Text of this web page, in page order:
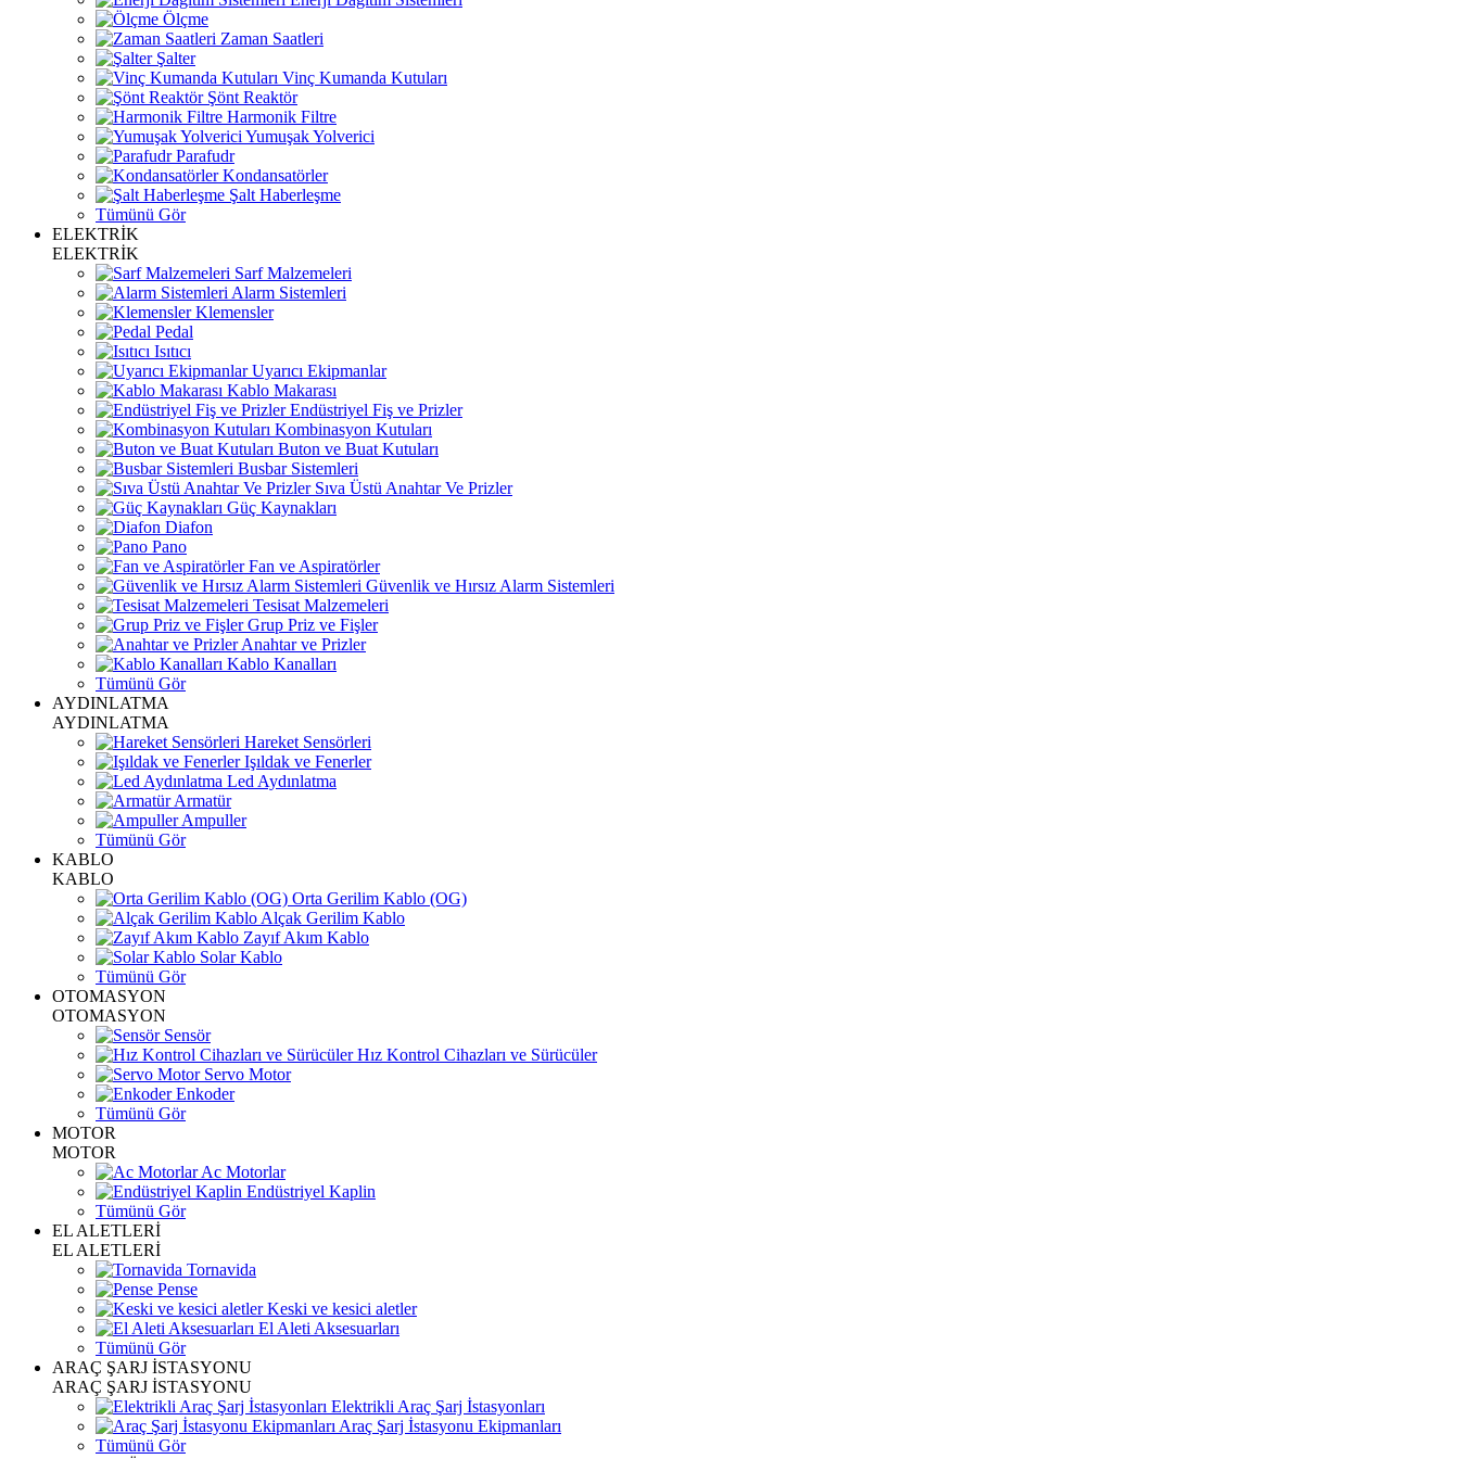
Ölçme
Zaman Saatleri
Şalter
Vinç Kumanda Kutuları
Şönt Reaktör
Harmonik Filtre
Yumuşak Yolverici
Parafudr
Kondansatörler
Şalt Haberleşme
Tümünü Gör
ELEKTRİK
ELEKTRİK
Sarf Malzemeleri
Alarm Sistemleri
Klemensler
Pedal
Isıtıcı
Uyarıcı Ekipmanlar
Kablo Makarası
Endüstriyel Fiş ve Prizler
Kombinasyon Kutuları
Buton ve Buat Kutuları
Busbar Sistemleri
Sıva Üstü Anahtar Ve Prizler
Güç Kaynakları
Diafon
Pano
Fan ve Aspiratörler
Güvenlik ve Hırsız Alarm Sistemleri
Tesisat Malzemeleri
Grup Priz ve Fişler
Anahtar ve Prizler
Kablo Kanalları
Tümünü Gör
AYDINLATMA
AYDINLATMA
Hareket Sensörleri
Işıldak ve Fenerler
Led Aydınlatma
Armatür
Ampuller
Tümünü Gör
KABLO
KABLO
Orta Gerilim Kablo (OG)
Alçak Gerilim Kablo
Zayıf Akım Kablo
Solar Kablo
Tümünü Gör
OTOMASYON
OTOMASYON
Sensör
Hız Kontrol Cihazları ve Sürücüler
Servo Motor
Enkoder
Tümünü Gör
MOTOR
MOTOR
Ac Motorlar
Endüstriyel Kaplin
Tümünü Gör
EL ALETLERİ
EL ALETLERİ
Tornavida
Pense
Keski ve kesici aletler
El Aleti Aksesuarları
Tümünü Gör
ARAÇ ŞARJ İSTASYONU
ARAÇ ŞARJ İSTASYONU
Elektrikli Araç Şarj İstasyonları
Araç Şarj İstasyonu Ekipmanları
Tümünü Gör